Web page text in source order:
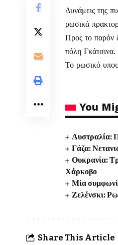
Δυνάμεις της
ρωσικά
Προς το παρόν
πόλη Γκάτσινα.
Το ρωσικό
You
Αυστραλία:
Γάζα:
Ουκρανία:
Χάρκοβο
Μία
Ζελένσκι:
Share This Article